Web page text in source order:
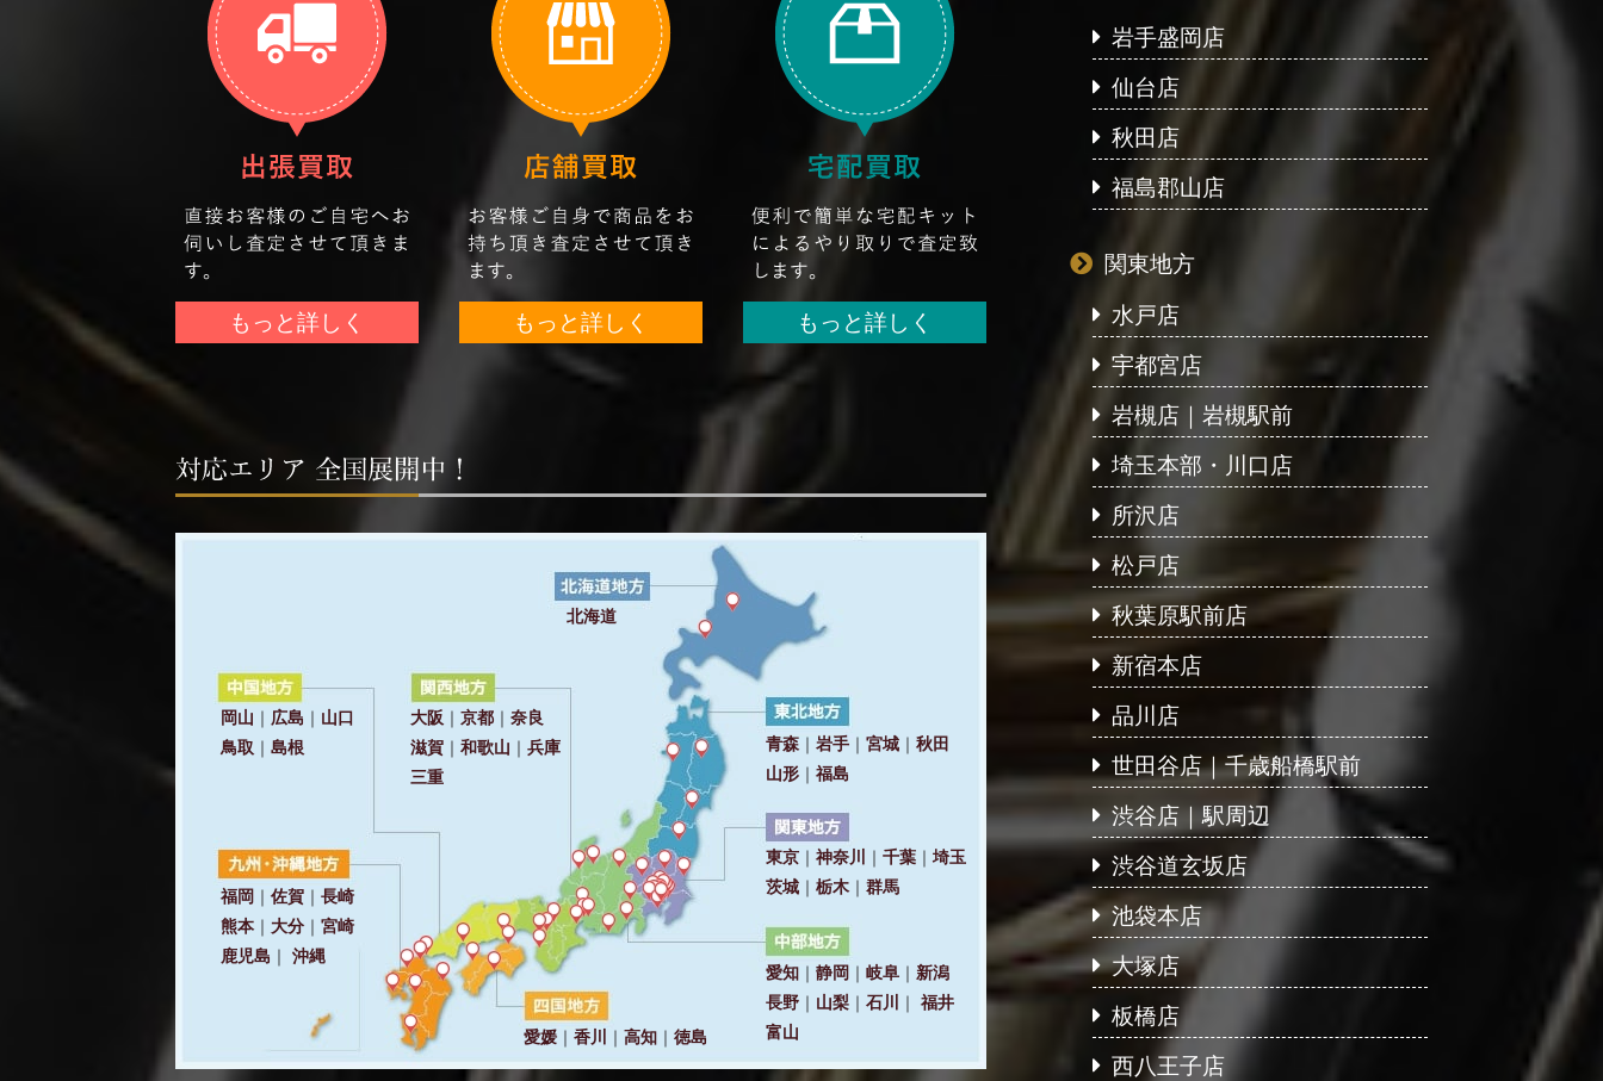
もっと詳しく もっと詳しく もっと詳しく
岩手盛岡店
仙台店
秋田店
福島郡山店
関東地方
水戸店
宇都宮店
岩槻店｜岩槻駅前
埼玉本部・川口店
所沢店
松戸店
秋葉原駅前店
新宿本店
品川店
世田谷店｜千歳船橋駅前
渋谷店｜駅周辺
渋谷道玄坂店
池袋本店
大塚店
板橋店
西八王子店